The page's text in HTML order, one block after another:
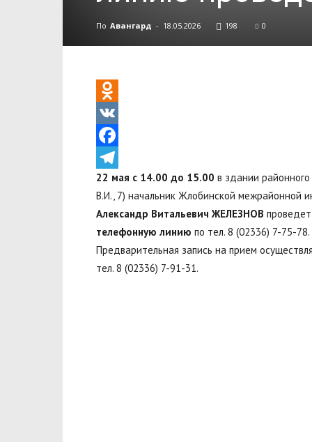
По Авангард - 18.05.2026 198 0
Odnoklassniki
VK
Facebook
Telegram
22 мая с 14.00 до 15.00 в здании
В.И., 7) начальник Жлобинской межрайонной
Александр Витальевич ЖЕЛЕЗНОВ проведет
телефонную линию по тел. 8 (02336) 7-75-78.
Предварительная запись на прием
тел. 8 (02336) 7-91-31.